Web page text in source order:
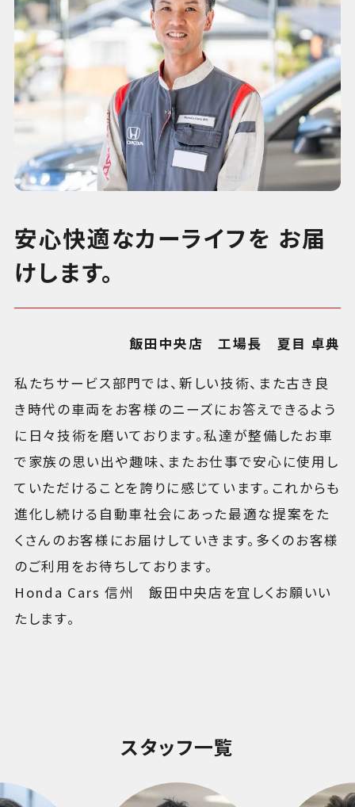
安心快適なカーライフを お届
けします。
飯田中央店 工場長 夏目 卓典
私たちサービス部門では、新しい技術、また古き良
き時代の車両をお客様のニーズにお答えできるよう
に日々技術を磨いております。私達が整備したお車
で家族の思い出や趣味、またお仕事で安心に使用し
ていただけることを誇りに感じています。これからも
進化し続ける自動車社会にあった最適な提案をた
くさんのお客様にお届けしていきます。多くのお客様
のご利用をお待ちしております。
Honda Cars 信州 飯田中央店を宜しくお願いい
たします。
スタッフ一覧